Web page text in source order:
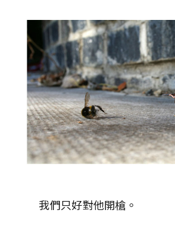
我們只好對他開槍。